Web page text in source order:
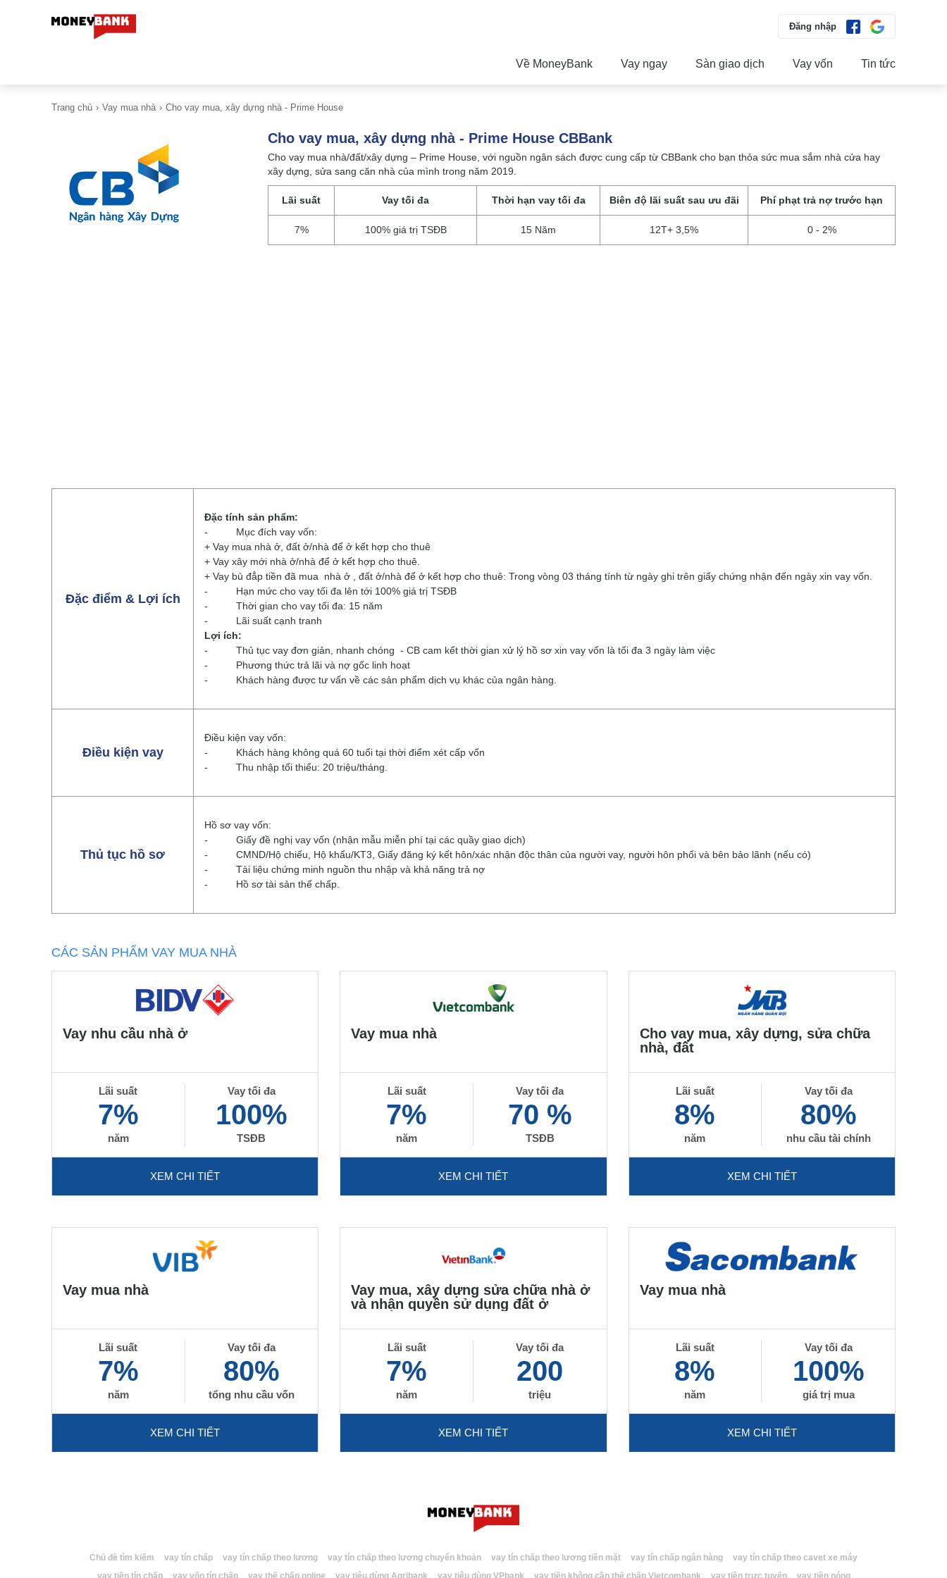
Đăng nhập
Về MoneyBank Vay ngay Sàn giao dịch Vay vốn Tin tức
Trang chủ Vay mua nhà Cho vay mua, xây dựng nhà - Prime House
Cho vay mua, xây dựng nhà - Prime House CBBank
Cho vay mua nhà/đất/xây dựng – Prime House, với nguồn ngân sách được cung cấp từ CBBank cho bạn thỏa sức mua sắm nhà cửa hay
xây dựng, sửa sang căn nhà của mình trong năm 2019.
Lãi suất
7%
Vay tối đa
100% giá trị TSĐB
Thời hạn vay tối đa
15 Năm
Biên độ lãi suất sau ưu đãi
12T+ 3,5%
Phí phạt trả nợ trước hạn
0 - 2%
Đặc điểm & Lợi ích
Đặc tính sản phẩm:
- Mục đích vay vốn:
+ Vay mua nhà ở, đất ở/nhà để ở kết hợp cho thuê
+ Vay xây mới nhà ở/nhà để ở kết hợp cho thuê.
+ Vay bù đẳp tiền đã mua nhà ở , đất ở/nhà để ở kết hợp cho thuê: Trong vòng 03 tháng tính từ ngày ghi trên giấy chứng nhận đến ngày xin vay vốn.
- Hạn mức cho vay tối đa lên tới 100% giá trị TSĐB
- Thời gian cho vay tối đa: 15 năm
- Lãi suất cạnh tranh
Lợi ích:
- Thủ tục vay đơn giản, nhanh chóng - CB cam kết thời gian xử lý hồ sơ xin vay vốn là tối đa 3 ngày làm việc
- Phương thức trả lãi và nợ gốc linh hoạt
- Khách hàng được tư vấn về các sản phẩm dịch vụ khác của ngân hàng.
Điều kiện vay
Điều kiện vay vốn:
- Khách hàng không quá 60 tuổi tại thời điểm xét cấp vốn
- Thu nhập tối thiểu: 20 triệu/tháng.
Thủ tục hồ sơ
Hồ sơ vay vốn:
- Giấy đề nghị vay vốn (nhận mẫu miễn phí tại các quầy giao dịch)
- CMND/Hộ chiếu, Hộ khẩu/KT3, Giấy đăng ký kết hôn/xác nhận độc thân của người vay, người hôn phối và bên bảo lãnh (nếu có)
- Tài liệu chứng minh nguồn thu nhập và khả năng trả nợ
- Hồ sơ tài sản thế chấp.
CÁC SẢN PHẨM VAY MUA NHÀ
Vay nhu cầu nhà ở
Lãi suất
7%
năm
Vay tối đa
100%
TSĐB
XEM CHI TIẾT
Vay mua nhà
Lãi suất
7%
năm
Vay tối đa
70 %
TSĐB
XEM CHI TIẾT
Cho vay mua, xây dựng, sửa chữa
nhà, đất
Lãi suất
8%
năm
Vay tối đa
80%
nhu cầu tài chính
XEM CHI TIẾT
Vay mua nhà
Lãi suất
7%
năm
Vay tối đa
80%
tổng nhu cầu vốn
XEM CHI TIẾT
Vay mua, xây dựng sửa chữa nhà ở
và nhận quyền sử dụng đất ở
Lãi suất
7%
năm
Vay tối đa
200
triệu
XEM CHI TIẾT
Vay mua nhà
Lãi suất
8%
năm
Vay tối đa
100%
giá trị mua
XEM CHI TIẾT
Chủ đề tìm kiếm vay tín chấp vay tín chấp theo lương vay tín chấp theo lương chuyển khoản vay tín chấp theo lương tiền mặt vay tín chấp ngân hàng
vay tín chấp theo cavet xe máy
vay tiền tín chấp
vay vốn tín chấp vay thế chấp online vay tiêu dùng Agribank vay tiêu dùng VPbank vay tiền không cần thế chấp Vietcombank vay tiền trực tuyến vay tiền nóng